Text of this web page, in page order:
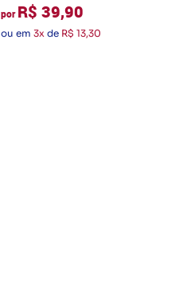
por R$ 39,90
ou em 3x de R$ 13,30